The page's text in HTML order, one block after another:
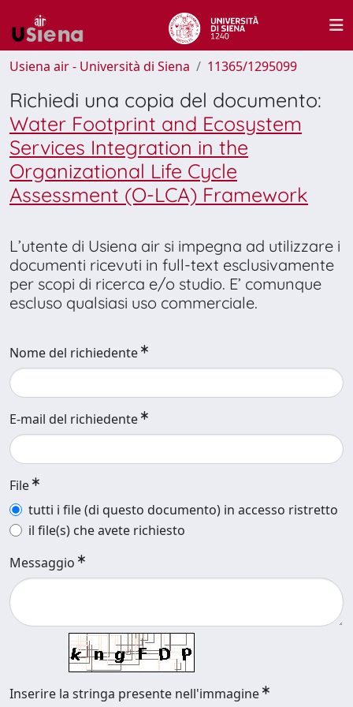
Usiena air - Università di Siena 11365/1295099
Richiedi una copia del documento:
Water Footprint and Ecosystem
Services Integration in the
Organizational Life Cycle
Assessment (O-LCA) Framework
L’utente di Usiena air si impegna ad utilizzare i
documenti ricevuti in full-text esclusivamente
per scopi di ricerca e/o studio. E’ comunque
escluso qualsiasi uso commerciale.
Nome del richiedente
E-mail del richiedente
File
tutti i file (di questo documento) in accesso ristretto
il file(s) che avete richiesto
Messaggio
Inserire la stringa presente nell'immagine